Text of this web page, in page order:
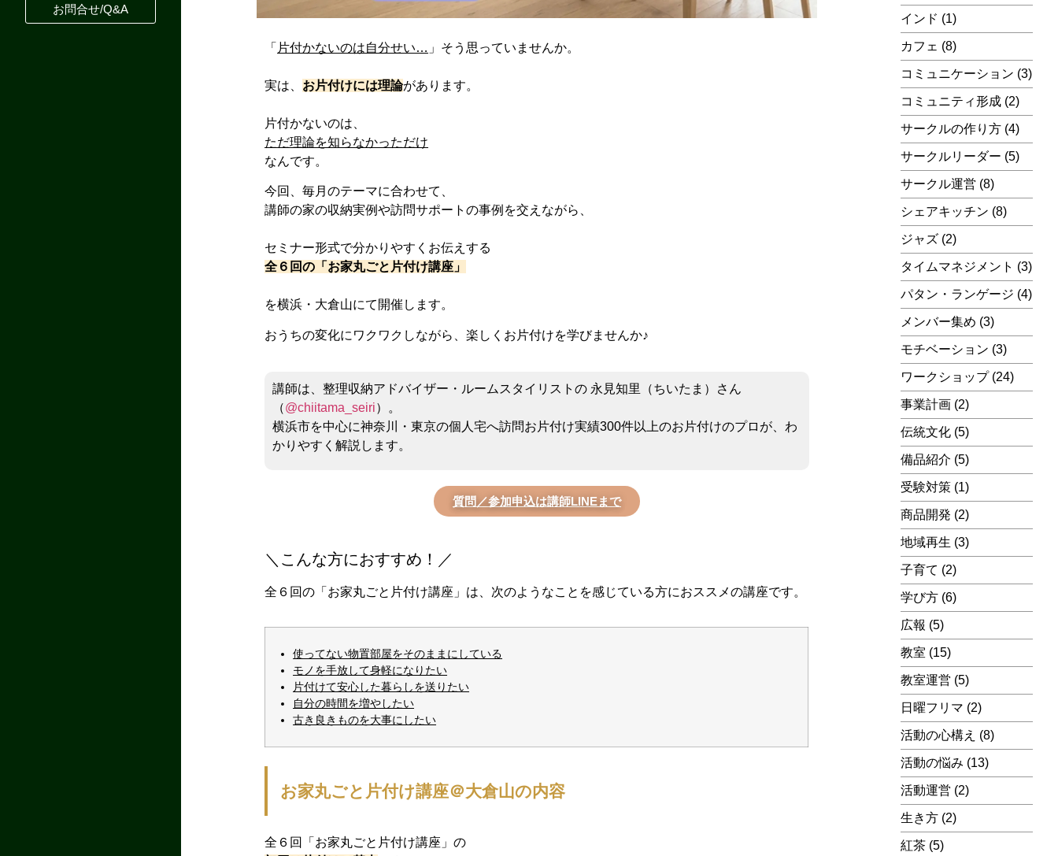
お問合せ/Q&A
「 片付かないのは自分せい… 」そう思っていませんか。
実は、 お片付けには理論があります。
片付かないのは、
ただ理論を知らなかっただけ
なんです。
今回、毎月のテーマに合わせて、
講師の家の収納実例や訪問サポートの事例を交えながら、
セミナー形式で分かりやすくお伝えする
全６回の「お家丸ごと片付け講座」
を横浜・大倉山にて開催します。
おうちの変化にワクワクしながら、楽しくお片付けを学びませんか♪
講師は、整理収納アドバイザー・ルームスタイリストの 永見知里（ちいたま）さん
（@chiitama_seiri）。
横浜市を中心に神奈川・東京の個人宅へ訪問お片付け実績300件以上のお片付けのプロが、わ
かりやすく解説します。
質問／参加申込は講師LINEまで
＼こんな方におすすめ！／
全６回の「お家丸ごと片付け講座」は、次のようなことを感じている方におススメの講座です。
使ってない物置部屋をそのままにしている
モノを手放して身軽になりたい
片付けて安心した暮らしを送りたい
自分の時間を増やしたい
古き良きものを大事にしたい
お家丸ごと片付け講座＠大倉山の内容
全６回「お家丸ごと片付け講座」の
インド (1)
カフェ (8)
コミュニケーション (3)
コミュニティ形成(2)
サークルの作り方(4)
サークルリーダー (5)
サークル運営 (8)
シェアキッチン (8)
ジャズ(2)
タイムマネジメント (3)
パタン・ランゲージ (4)
メンバー集め (3)
モチベーション (3)
ワークショップ(24)
事業計画(2)
伝統文化(5)
備品紹介 (5)
受験対策(1)
商品開発 (2)
地域再生 (3)
子育て (2)
学び方(6)
広報 (5)
教室 (15)
教室運営 (5)
日曜フリマ (2)
活動の心構え (8)
活動の悩み (13)
活動運営 (2)
生き方(2)
紅茶(5)